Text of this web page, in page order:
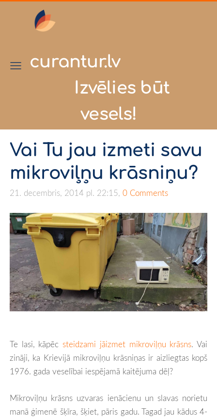
curantur.lv
Izvēlies būt
vesels!
Vai Tu jau izmeti savu
mikroviļņu krāsniņu?
21. decembris, 2014 pl. 22:15, 0 Comments
Te lasi, kāpēc steidzami jāizmet mikroviļņu krāsns. Vai
zināji, ka Krievijā mikroviļņu krāsniņas ir aizliegtas kopš
1976. gada veselībai iespējamā kaitējuma dēļ?
Mikroviļņu krāsns uzvaras ienācienu un slavas norietu
manā ģimenē šķīra, šķiet, pāris gadu. Tagad jau kādus 4-